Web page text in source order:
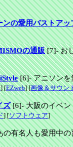
ンの愛用バストアッ
の通販[7]-お
[6]-アニソンを
] [EZweb] [画像＆サウン
ズ[6]-大阪のイベン
] [ソフトウェア]
の有名人も愛用中の